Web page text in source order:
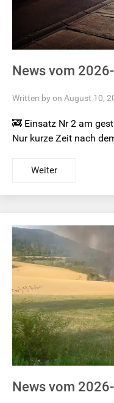
News vom
Written by on August 10,
🚒 Einsatz Nr 2 am
Nur kurze Zeit nach
Weiter
News vom